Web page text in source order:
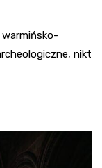
nikt